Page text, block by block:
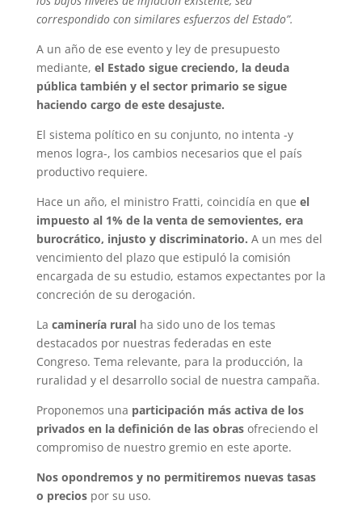
correspondido con similares esfuerzos del Estado”.
A un año de ese evento y ley de presupuesto
mediante, el Estado sigue creciendo, la deuda
pública también y el sector primario se sigue
haciendo cargo de este desajuste.
El sistema político en su conjunto, no intenta -y
menos logra-, los cambios necesarios que el país
productivo requiere.
Hace un año, el ministro Fratti, coincidía en que el
impuesto al 1% de la venta de semovientes, era
burocrático, injusto y discriminatorio. A un mes del
vencimiento del plazo que estipuló la comisión
encargada de su estudio, estamos expectantes por la
concreción de su derogación.
La caminería ruralha sido uno de los temas
destacados por nuestras federadas en este
Congreso. Tema relevante, para la producción, la
ruralidad y el desarrollo social de nuestra campaña.
Proponemos una participación más activa de los
privados en la definición de las obrasofreciendo el
compromiso de nuestro gremio en este aporte.
Nos opondremos y no permitiremos nuevas tasas
o preciospor su uso.